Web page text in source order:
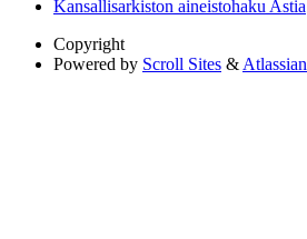
Kansallisarkiston aineistohaku Astia
Copyright
Powered by Scroll Sites &